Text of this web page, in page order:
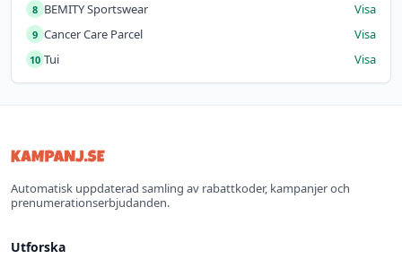
8 BEMITY Sportswear Visa
9 Cancer Care Parcel Visa
10 Tui Visa
Automatisk uppdaterad samling av rabattkoder, kampanjer och
prenumerationserbjudanden.
Utforska